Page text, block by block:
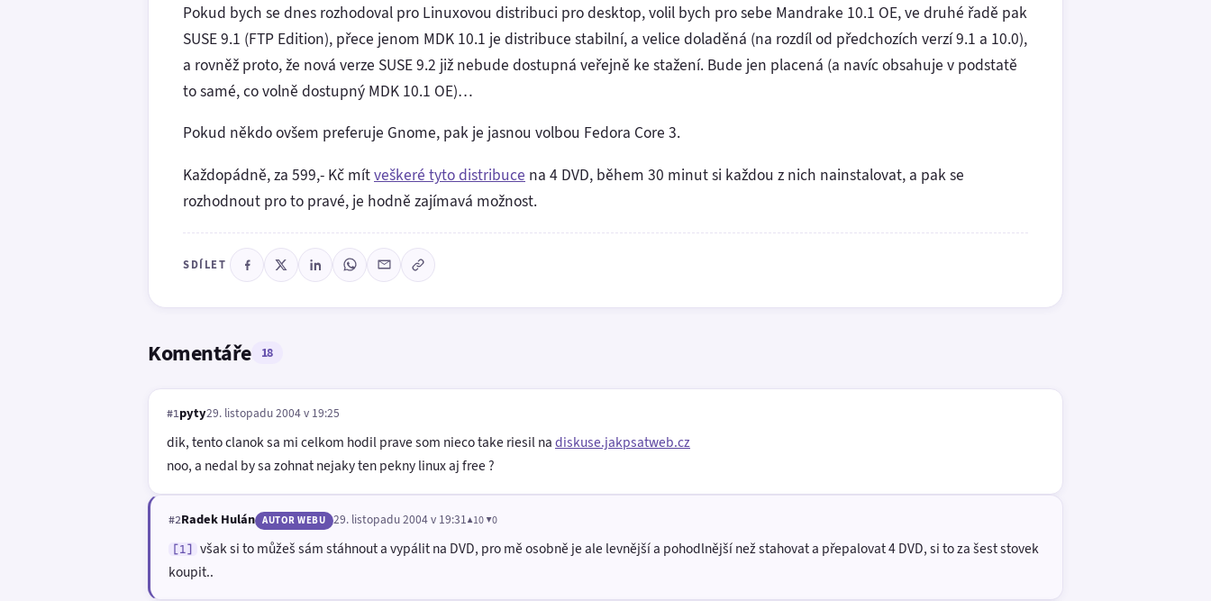
Pokud bych se dnes rozhodoval pro Linuxovou distribuci pro desktop, volil bych pro sebe Mandrake 10.1 OE, ve druhé řadě pak
SUSE 9.1 (FTP Edition), přece jenom MDK 10.1 je distribuce stabilní, a velice doladěná (na rozdíl od předchozích verzí 9.1 a 10.0),
a rovněž proto, že nová verze SUSE 9.2 již nebude dostupná veřejně ke stažení. Bude jen placená (a navíc obsahuje v podstatě
to samé, co volně dostupný MDK 10.1 OE)…
Pokud někdo ovšem preferuje Gnome, pak je jasnou volbou Fedora Core 3.
Každopádně, za 599,- Kč mítveškeré tyto distribuce na 4 DVD, během 30 minut si každou z nich nainstalovat, a pak se
rozhodnout pro to pravé, je hodně zajímavá možnost.
SDÍLET
Komentáře 18
#1pyty29. listopadu 2004 v 19:25
dik, tento clanok sa mi celkom hodil prave som nieco take riesil nadiskuse.jakpsatweb.cz
noo, a nedal by sa zohnat nejaky ten pekny linux aj free ?
#2Radek Hulán AUTOR WEBU 29. listopadu 2004 v 19:31▲10 ▼0
[1]
však si to můžeš sám stáhnout a vypálit na DVD, pro mě osobně je ale levnější a pohodlnější než stahovat a přepalovat 4 DVD, si to za šest stovek
koupit..